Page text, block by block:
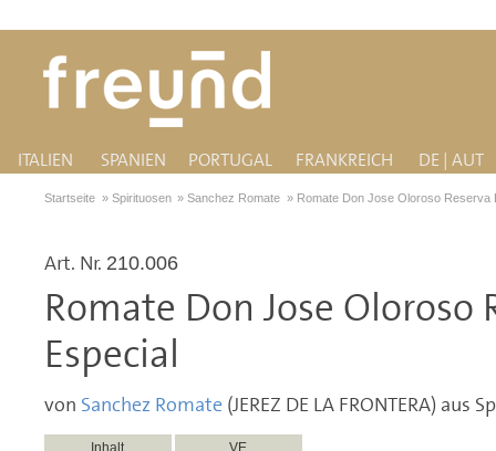
ITALIEN SPANIEN PORTUGAL FRANKREICH DE | AUT
Startseite » Spirituosen »Sanchez Romate » Romate Don Jose Oloroso Reserva
Art. Nr. 210.006
Romate Don Jose Oloroso
Especial
von Sanchez Romate (JEREZ DE LA FRONTERA) aus